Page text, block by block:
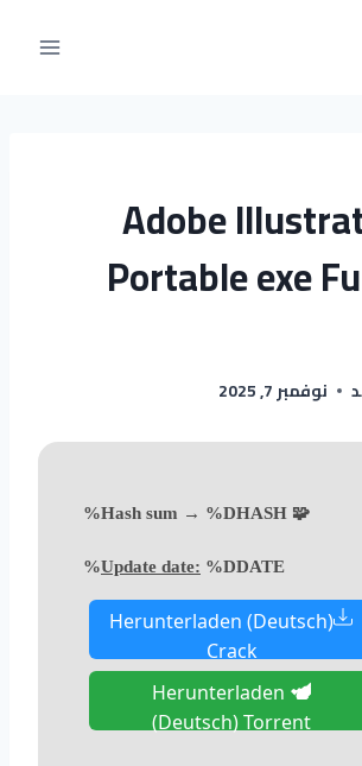
Adobe
Portable exe
نوفمبر 7, 2025
🧩 Hash sum → %DHASH%
Update date: %DDATE%
Herunterladen (Deutsch)
Crack
Herunterladen
(Deutsch) Torrent